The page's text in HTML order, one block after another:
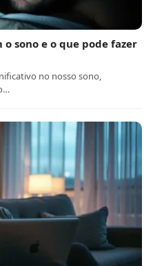
sono e o que pode fazer
no nosso sono,